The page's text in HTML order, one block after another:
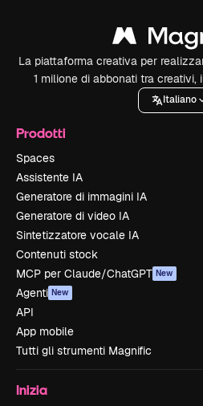
La piattaforma creativa per
1 milione di abbonati tra creativi,
Italiano
Prodotti
Spaces
Assistente IA
Generatore di immagini IA
Generatore di video IA
Sintetizzatore vocale IA
Contenuti stock
MCP per Claude/ChatGPT New
Agenti New
API
App mobile
Tutti gli strumenti Magnific
Inizia